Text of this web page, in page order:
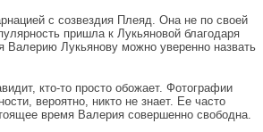
с созвездия Плеяд. Она не по своей
пришла к Лукьяновой благодаря
Лукьянову можно уверенно назвать
кто-то просто обожает. Фотографии
вероятно, никто не знает. Ее часто
время Валерия совершенно свободна.